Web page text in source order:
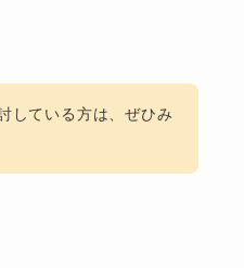
している方は、ぜひみ